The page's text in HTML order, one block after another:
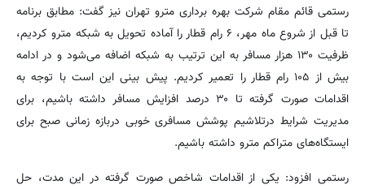
رستمی قائم مقام شرکت بهره برداری مترو تهران نیز گفت: مطابق برنامه
تا قبل از شروع ماه مهر، ۶ رام قطار را آماده تحویل به شبکه مترو کردیم،
ظرفیت ۱۳۰ هزار مسافر به این ترتیب به شبکه اضافه می‌شود و در ادامه
بیش از ۱۰۵ رام قطار را تعمیر کردیم. پیش بینی این است با توجه به
اقدامات صورت گرفته تا ۳۰ درصد افزایش مسافر داشته باشیم، برای
مدیریت شرایط درتلاشیم پوشش مسافری خوبی دربازه زمانی صبح برای
ایستگاه‌های متراکم مترو داشته باشیم.
رستمی افزود: یکی از اقدامات شاخص صورت گرفته در این مدت، حل